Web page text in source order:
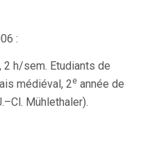
:
2 h/sem. Etudiants de
médiéval, 2e année de
Mühlethaler).